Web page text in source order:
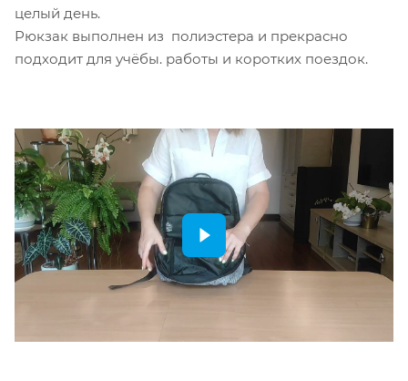
целый день.
Рюкзак выполнен из полиэстера и прекрасно
подходит для учёбы. работы и коротких поездок.